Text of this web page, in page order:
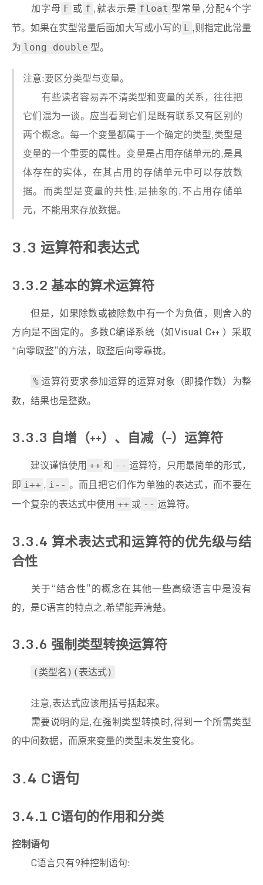
加字母 F 或 f ,就表示是 float 型常量,分配4个字
节。如果在实型常量后面加大写或小写的 L ,则指定此常量
为 long double 型。
注意:要区分类型与变量。
有些读者容易弄不清类型和变量的关系，往往把
它们混为一谈。应当看到它们是既有联系又有区别的
两个概念。每一个变量都属于一个确定的类型,类型是
变量的一个重要的属性。变量是占用存储单元的,是具
体存在的实体，在其占用的存储单元中可以存放数
据。而类型是变量的共性,是抽象的,不占用存储单
元，不能用来存放数据。
3.3 运算符和表达式
3.3.2 基本的算术运算符
但是，如果除数或被除数中有一个为负值，则舍入的
方向是不固定的。多数C编译系统（如Visual C++ ）采取
“向零取整”的方法，取整后向零靠拢。
% 运算符要求参加运算的运算对象（即操作数）为整
数，结果也是整数。
3.3.3 自增（++）、自减（–）运算符
建议谨慎使用 ++ 和 -- 运算符，只用最简单的形式，
即 i++ , i-- 。而且把它们作为单独的表达式，而不要在
一个复杂的表达式中使用 ++ 或 -- 运算符。
3.3.4 算术表达式和运算符的优先级与结
合性
关于“结合性”的概念在其他一些高级语言中是没有
的，是C语言的特点之,希望能弄清楚。
3.3.6 强制类型转换运算符
(类型名)(表达式)
注意,表达式应该用括号括起来。
需要说明的是,在强制类型转换时,得到一个所需类型
的中间数据，而原来变量的类型未发生变化。
3.4 C语句
3.4.1 C语句的作用和分类
控制语句
C语言只有9种控制语句: